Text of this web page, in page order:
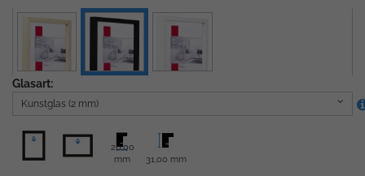
Glasart:
Kunstglas (2 mm)
20,00
mm
31,00 mm